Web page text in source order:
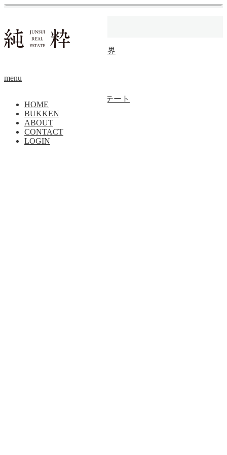
menu
HOME
BUKKEN
ABOUT
CONTACT
LOGIN
葉山御用邸
【成約済】玄関開放世界
トップページに戻る
純粋リアルエステート
PAGE TOP